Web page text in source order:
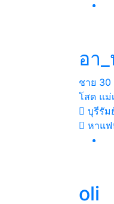
อา
ชาย 30
โสด แม่
บุรีรัม
หาแ
oli